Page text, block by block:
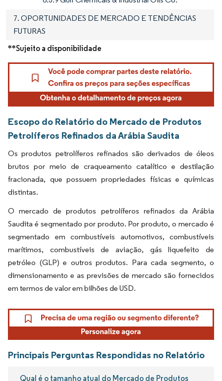
7. OPORTUNIDADES DE MERCADO E TENDÊNCIAS
FUTURAS
**Sujeito a disponibilidade
Escopo do Relatório do Mercado de Produtos
Petrolíferos Refinados da Arábia Saudita
Os produtos petrolíferos refinados são derivados de óleos
brutos por meio de craqueamento catalítico e destilação
fracionada, que possuem propriedades físicas e químicas
distintas.
O mercado de produtos petrolíferos refinados da Arábia
Saudita é segmentado por produto. Por produto, o mercado é
segmentado em combustíveis automotivos, combustíveis
marítimos, combustíveis de aviação, gás liquefeito de
petróleo (GLP) e outros produtos. Para cada segmento, o
dimensionamento e as previsões de mercado são fornecidos
em termos de valor em bilhões de USD.
Principais Perguntas Respondidas no Relatório
Qual é o tamanho atual do Mercado de Produtos